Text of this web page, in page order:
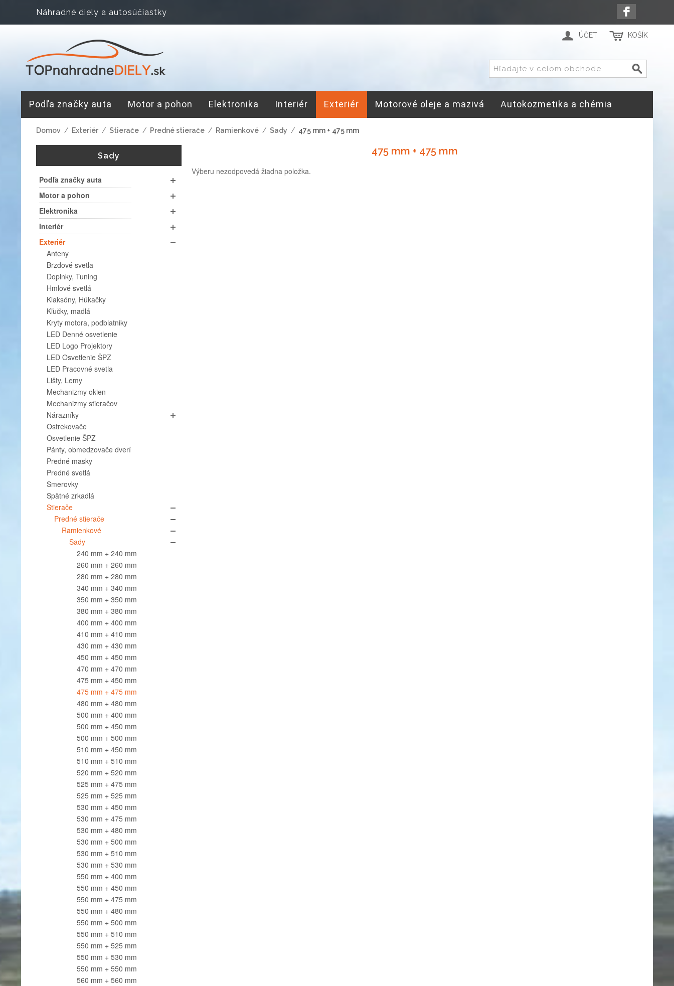
Náhradné diely a autosúčiastky
ÚČET KOŠÍK
Podľa značky auta Motor a pohon Elektronika Interiér Exteriér Motorové oleje a mazivá Autokozmetika a chémia
Domov / Exteriér / Stierače / Predné stierače / Ramienkové / Sady / 475 mm + 475 mm
475 mm + 475 mm
Výberu nezodpovedá žiadna položka.
Sady
Podľa značky auta
Motor a pohon
Elektronika
Interiér
Exteriér
Anteny
Brzdové svetla
Doplnky, Tuning
Hmlové svetlá
Klaksóny, Húkačky
Kľučky, madlá
Kryty motora, podblatniky
LED Denné osvetlenie
LED Logo Projektory
LED Osvetlenie ŠPZ
LED Pracovné svetla
Lišty, Lemy
Mechanizmy okien
Mechanizmy stieračov
Nárazníky
Ostrekovače
Osvetlenie ŠPZ
Pánty, obmedzovače dverí
Predné masky
Predné svetlá
Smerovky
Spätné zrkadlá
Stierače
Predné stierače
Ramienkové
Sady
240 mm + 240 mm
260 mm + 260 mm
280 mm + 280 mm
340 mm + 340 mm
350 mm + 350 mm
380 mm + 380 mm
400 mm + 400 mm
410 mm + 410 mm
430 mm + 430 mm
450 mm + 450 mm
470 mm + 470 mm
475 mm + 450 mm
475 mm + 475 mm
480 mm + 480 mm
500 mm + 400 mm
500 mm + 450 mm
500 mm + 500 mm
510 mm + 450 mm
510 mm + 510 mm
520 mm + 520 mm
525 mm + 475 mm
525 mm + 525 mm
530 mm + 450 mm
530 mm + 475 mm
530 mm + 480 mm
530 mm + 500 mm
530 mm + 510 mm
530 mm + 530 mm
550 mm + 400 mm
550 mm + 450 mm
550 mm + 475 mm
550 mm + 480 mm
550 mm + 500 mm
550 mm + 510 mm
550 mm + 525 mm
550 mm + 530 mm
550 mm + 550 mm
560 mm + 560 mm